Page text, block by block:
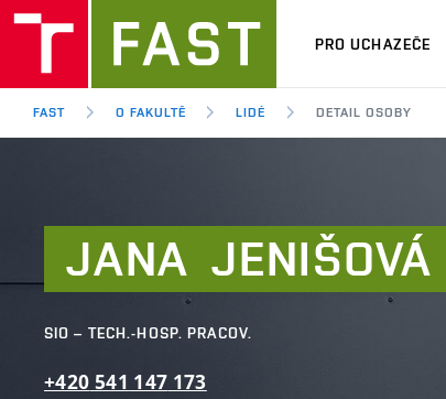
PRO UCHAZEČE
FAST O FAKULTĚ LIDÉ DETAIL OSOBY
JANA JENIŠOVÁ
SIO – TECH.-HOSP. PRACOV.
+420 541 147 173